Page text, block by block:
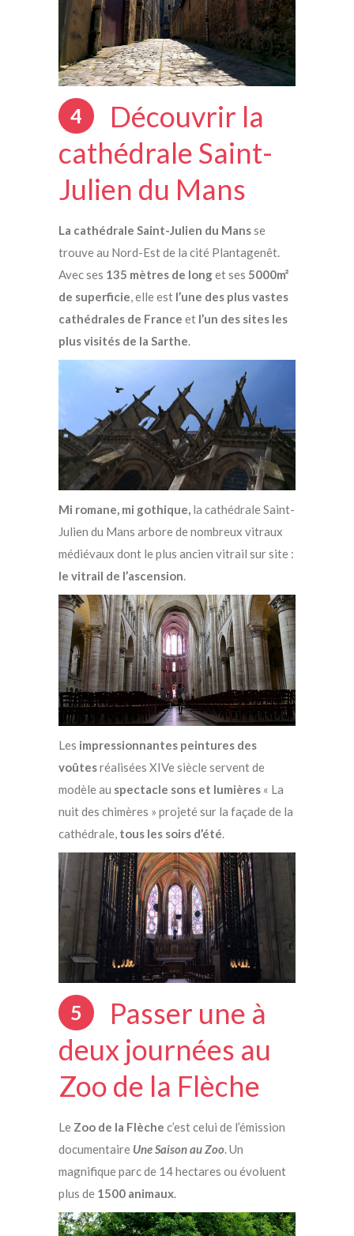
4
Découvrir la
cathédrale Saint-
Julien du Mans
La cathédrale Saint-Julien du Mansse
trouve au Nord-Est de la cité Plantagenêt.
Avec ses 135 mètres de longet ses 5000m²
de superficie, elle est l’une des plus vastes
cathédrales de France et l’un des sites les
plus visités de la Sarthe.
Mi romane, mi gothique, la cathédrale Saint-
Julien du Mans arbore de nombreux vitraux
médiévaux dont le plus ancien vitrail sur site :
le vitrail de l’ascension.
Les impressionnantes peintures des
voûtesréalisées XIVe siècle servent de
modèle au spectacle sons et lumières « La
nuit des chimères » projeté sur la façade de la
cathédrale, tous les soirs d’été.
5
Passer une à
deux journées au
Zoo de la Flèche
Le Zoo de la Flèche c’est celui de l’émission
documentaire Une Saison au Zoo. Un
magnifique parc de 14 hectares ou évoluent
plus de 1500 animaux.